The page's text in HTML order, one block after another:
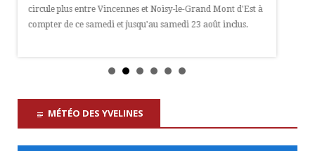
circule plus entre Vincennes et Noisy-le-Grand Mont d'Est à
compter de ce samedi et jusqu'au samedi 23 août inclus.
MÉTÉO DES YVELINES